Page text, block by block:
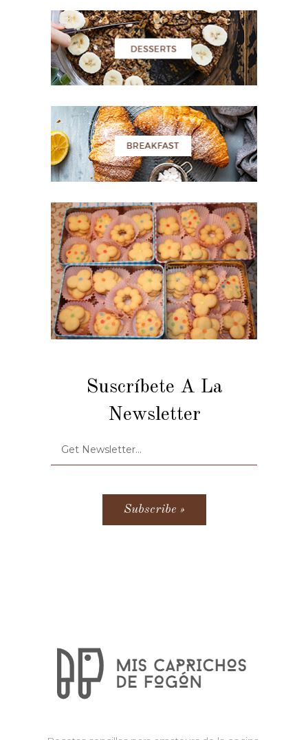
Suscríbete A La
Newsletter